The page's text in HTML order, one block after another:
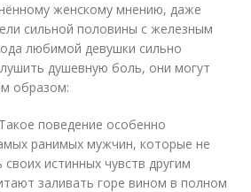
женскому мнению, даже
сильной половины с железным
любимой девушки сильно
душевную боль, они могут
образом:
поведение особенно
ранимых мужчин, которые не
истинных чувств другим
заливать горе вином в полном